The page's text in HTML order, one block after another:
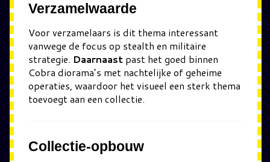
Verzamelwaarde
Voor verzamelaars is dit thema interessant
vanwege de focus op stealth en militaire
strategie. Daarnaast past het goed binnen
Cobra diorama’s met nachtelijke of geheime
operaties, waardoor het visueel een sterk thema
toevoegt aan een collectie.
Collectie-opbouw